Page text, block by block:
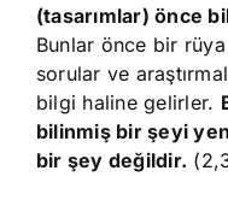
(tasarımlar) önce
Bunlar önce bir
sorular ve
bilgi haline gelirler.
bilinmiş bir şeyi
bir şey değildir.